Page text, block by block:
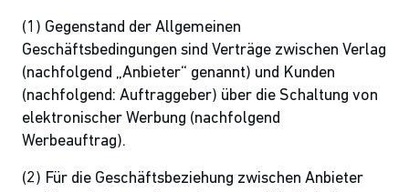
(1) Gegenstand der Allgemeinen
Geschäftsbedingungen sind Verträge zwischen Verlag
(nachfolgend „Anbieter“ genannt) und Kunden
(nachfolgend: Auftraggeber) über die Schaltung von
elektronischer Werbung (nachfolgend
Werbeauftrag).
(2) Für die Geschäftsbeziehung zwischen Anbieter